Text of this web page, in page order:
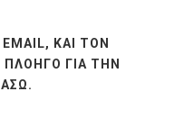
ΚΑΙ ΤΟΝ
ΓΙΑ ΤΗΝ